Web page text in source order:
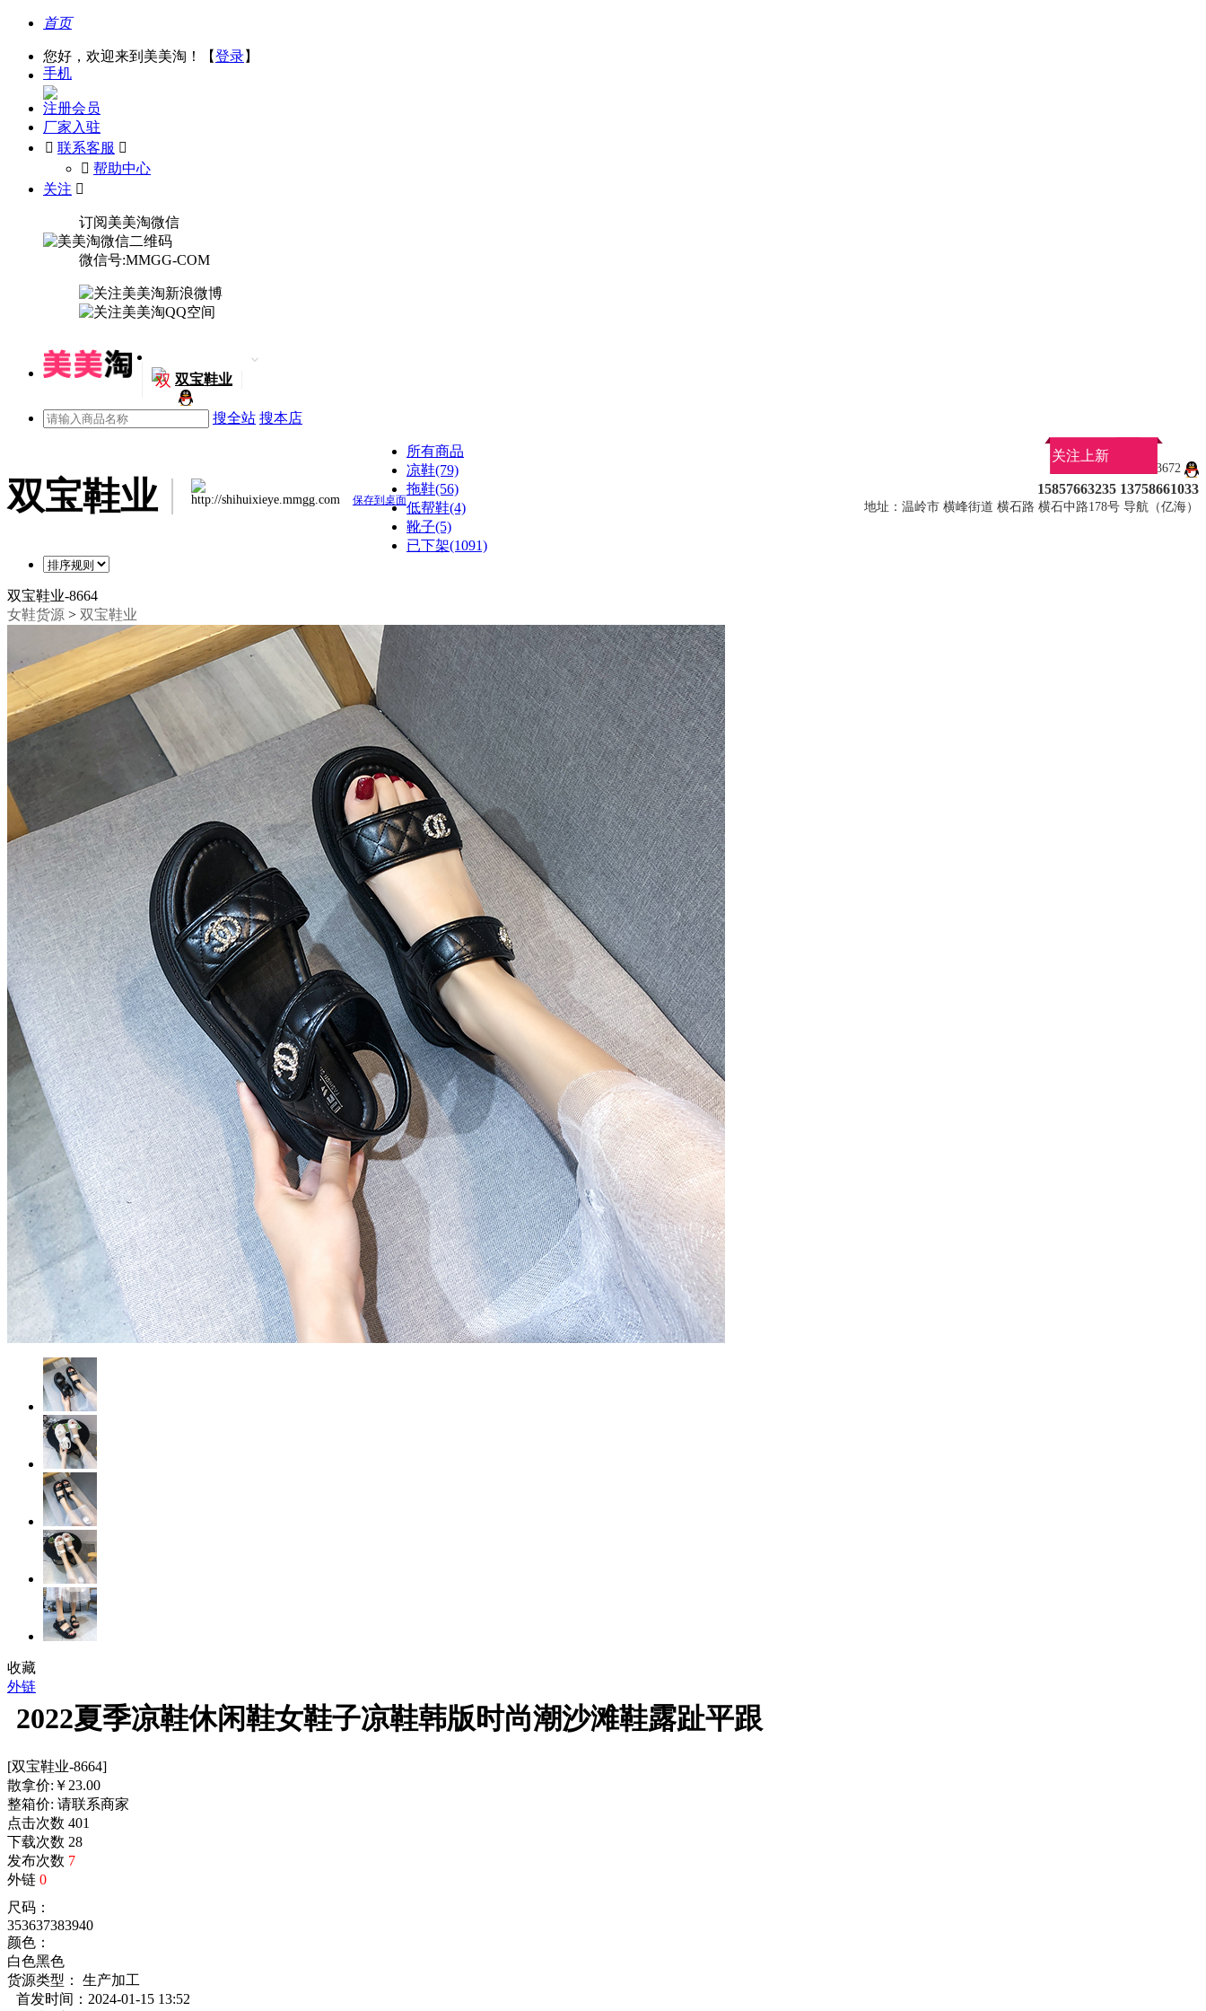
首页
您好，欢迎来到美美淘！【登录】
手机
注册会员
厂家入驻
 联系客服 
󰅃 帮助中心
关注 
订阅美美淘微信
微信号:MMGG-COM
双 双宝鞋业
搜全站 搜本店
双宝鞋业 http://shihuixieye.mmgg.com 保存到桌面
QQ：1027113672
15857663235 13758661033
地址：温岭市 横峰街道 横石路 横石中路178号 导航（亿海）
关注上新
所有商品
凉鞋(79)
拖鞋(56)
低帮鞋(4)
靴子(5)
已下架(1091)
双宝鞋业-8664
女鞋货源 > 双宝鞋业
收藏
外链
2022夏季凉鞋休闲鞋女鞋子凉鞋韩版时尚潮沙滩鞋露趾平跟
[双宝鞋业-8664]
散拿价: ￥23.00
整箱价: 请联系商家
点击次数 401
下载次数 28
发布次数 7
外链 0
尺码：
353637383940
颜色：
白色黑色
货源类型： 生产加工
首发时间：2024-01-15 13:52